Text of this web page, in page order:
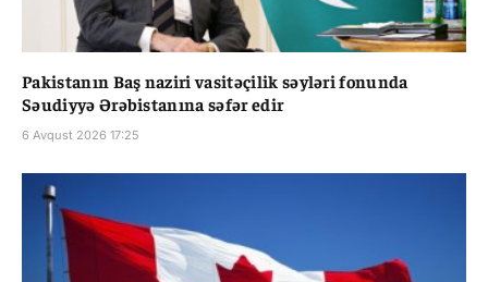
Pakistanın Baş naziri vasitəçilik səyləri fonunda
Səudiyyə Ərəbistanına səfər edir
6 Avqust 2026 17:25